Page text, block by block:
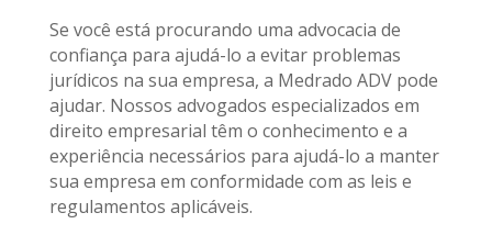
Se você está procurando uma advocacia de
confiança para ajudá-lo a evitar problemas
jurídicos na sua empresa, a Medrado ADV pode
ajudar. Nossos advogados especializados em
direito empresarial têm o conhecimento e a
experiência necessários para ajudá-lo a manter
sua empresa em conformidade com as leis e
regulamentos aplicáveis.